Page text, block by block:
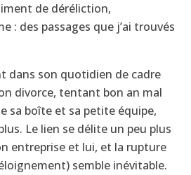
de déréliction,
: des passages que j’ai trouvés
dans son quotidien de cadre
divorce, tentant bon an mal
sa boîte et sa petite équipe,
Le lien se délite un peu plus
entreprise et lui, et la rupture
semble inévitable.